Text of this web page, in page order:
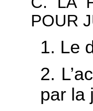
POUR
1. Le
2.
par la